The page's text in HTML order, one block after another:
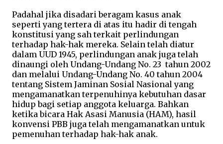
Padahal jika disadari beragam kasus anak
seperti yang tertera di atas itu hadir di tengah
konstitusi yang sah terkait perlindungan
terhadap hak-hak mereka. Selain telah diatur
dalam UUD 1945, perlindungan anak juga telah
dinaungi oleh Undang-Undang No. 23 tahun 2002
dan melalui Undang-Undang No. 40 tahun 2004
tentang Sistem Jaminan Sosial Nasional yang
mengamanatkan terpenuhinya kebutuhan dasar
hidup bagi setiap anggota keluarga. Bahkan
ketika bicara Hak Asasi Manusia (HAM), hasil
konvensi PBB juga telah mengamanatkan untuk
pemenuhan terhadap hak-hak anak.